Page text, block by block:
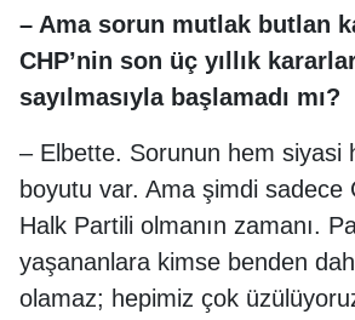
– Ama sorun mutlak butlan
CHP’nin son üç yıllık
sayılmasıyla başlamadı mı?
– Elbette. Sorunun hem siyasi
boyutu var. Ama şimdi sadece
Halk Partili olmanın zamanı.
yaşananlara kimse benden
olamaz; hepimiz çok